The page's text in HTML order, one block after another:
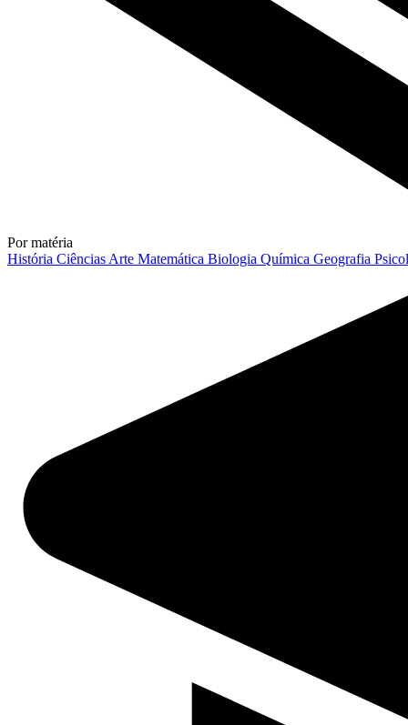
Por matéria
História Ciências Arte Matemática Biologia Química Geografia